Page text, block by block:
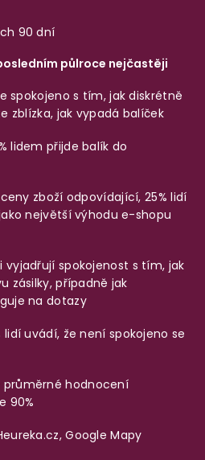
90 dní
půlroce nejčastěji
spokojeno s tím, jak diskrétně
zblízka, jak vypadá balíček
lidem přijde balík do
zboží odpovídající, 25% lidí
největší výhodu e-shopu
vyjadřují spokojenost s tím, jak
zásilky, případně jak
na dotazy
lidí uvádí, že není spokojeno se
hodnocení
90%
,Google Mapy